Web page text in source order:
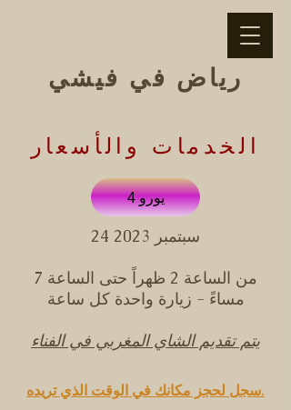
رياض في فيشي
الخدمات والأسعار
4 يورو
24 سبتمبر 2023
من الساعة 2 ظهراً حتى الساعة 7
مساءً - زيارة واحدة كل ساعة
يتم تقديم الشاي المغربي في الفناء
سجل لحجز مكانك في الوقت الذي تريده.